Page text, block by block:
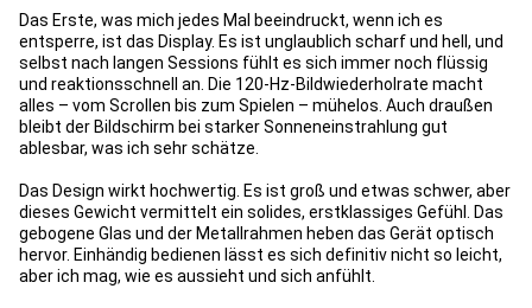
Das Erste, was mich jedes Mal beeindruckt, wenn ich es
entsperre, ist das Display. Es ist unglaublich scharf und hell, und
selbst nach langen Sessions fühlt es sich immer noch flüssig
und reaktionsschnell an. Die 120-Hz-Bildwiederholrate macht
alles – vom Scrollen bis zum Spielen – mühelos. Auch draußen
bleibt der Bildschirm bei starker Sonneneinstrahlung gut
ablesbar, was ich sehr schätze.
Das Design wirkt hochwertig. Es ist groß und etwas schwer, aber
dieses Gewicht vermittelt ein solides, erstklassiges Gefühl. Das
gebogene Glas und der Metallrahmen heben das Gerät optisch
hervor. Einhändig bedienen lässt es sich definitiv nicht so leicht,
aber ich mag, wie es aussieht und sich anfühlt.